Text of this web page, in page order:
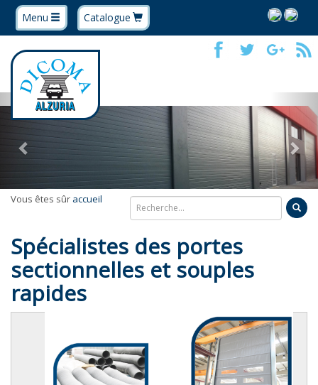
Menu Catalogue
Previous
Vous êtes sûr accueil
Spécialistes des portes
sectionnelles et souples
rapides